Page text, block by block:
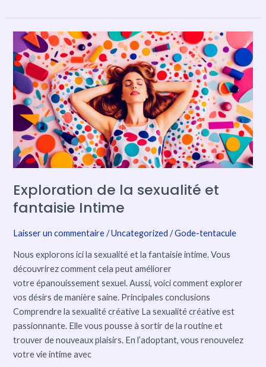
Exploration de la sexualité et
fantaisie Intime
Laisser un commentaire /Uncategorized /Gode-tentacule
Nous explorons ici la sexualité et la fantaisie intime. Vous
découvrirez comment cela peut améliorer
votre épanouissement sexuel. Aussi, voici comment explorer
vos désirs de manière saine. Principales conclusions
Comprendre la sexualité créative La sexualité créative est
passionnante. Elle vous pousse à sortir de la routine et
trouver de nouveaux plaisirs. En l’adoptant, vous renouvelez
votre vie intime avec
Exploration
de
la
sexualité
et
fantaisie
Intime